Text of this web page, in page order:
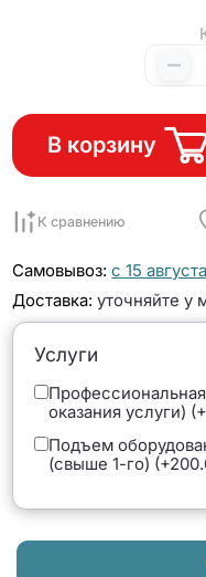
В корзину
К сравнению
Самовывоз: с 15 августа
Доставка: уточняйте у
Услуги
оказания услуги)
Подъем
(свыше 1-го)